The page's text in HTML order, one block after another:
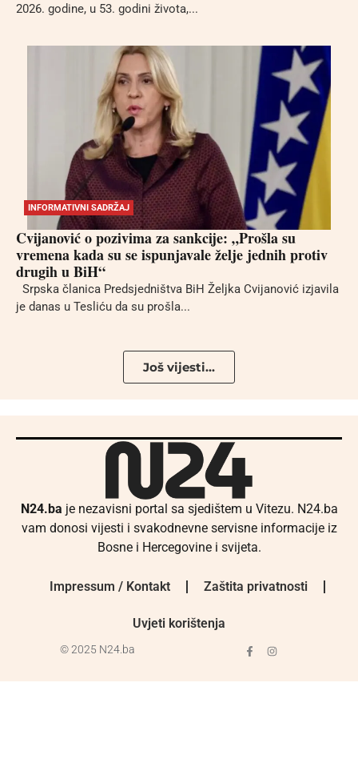
2026. godine, u 53. godini života,...
INFORMATIVNI SADRŽAJ
Cvijanović o pozivima za sankcije: „Prošla su
vremena kada su se ispunjavale želje jednih protiv
drugih u BiH“
Srpska članica Predsjedništva BiH Željka Cvijanović izjavila
je danas u Tesliću da su prošla...
Još vijesti...
N24.ba je nezavisni portal sa sjedištem u Vitezu. N24.ba
vam donosi vijesti i svakodnevne servisne informacije iz
Bosne i Hercegovine i svijeta.
Impressum / Kontakt Zaštita privatnosti
Uvjeti korištenja
© 2025 N24.ba